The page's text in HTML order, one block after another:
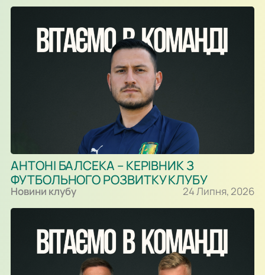
АНТОНІ БАЛСЕКА – КЕРІВНИК З
ФУТБОЛЬНОГО РОЗВИТКУ КЛУБУ
Новини клубу 24 Липня, 2026